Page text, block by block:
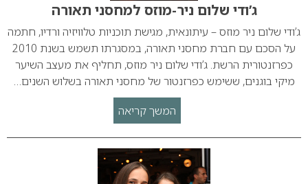
ג’ודי שלום ניר-מוזס למחסני תאורה
ג’ודי שלום ניר מוזס – עיתונאית, מגישת תוכניות טלוויזיה ורדיו, חתמה
על הסכם עם חברת מחסני תאורה, במסגרתו תשמש בשנת 2010
כפרזנטורית הרשת. ג’ודי שלום ניר מוזס, תחליף את מעצב השיער
מיקי בוגנים, ששימש כפרזנטור של מחסני תאורה בשלוש השנים…
המשך קריאה